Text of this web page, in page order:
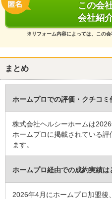
この会
会社紹
※リフォーム内容によっては、この会
まとめ
ホームプロでの評価・クチコミ
株式会社ヘルシーホームは
ホームプロに掲載されている
ます。
ホームプロ経由での成約実績は
2026年4月にホームプロ加盟後